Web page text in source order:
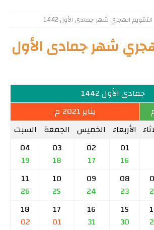
التقويم الهجري شهر جمادى الأول 1442
شهر جمادى الأول
جمادى الأول 1442
يناير 2021 م
الأربعاء الخميس الجمعة السبت
01
16
02
17
03
18
04
19
08
23
09
24
10
25
11
26
15
30
16
31
17
01
18
02